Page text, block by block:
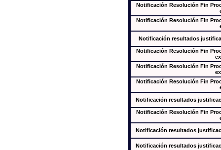
Notificación Resolución Fin
Notificación Resolución Fin
Notificación resultados
Notificación Resolución Fin
Notificación Resolución Fin
Notificación Resolución Fin
Notificación resultados
Notificación Resolución Fin
Notificación resultados
Notificación resultados